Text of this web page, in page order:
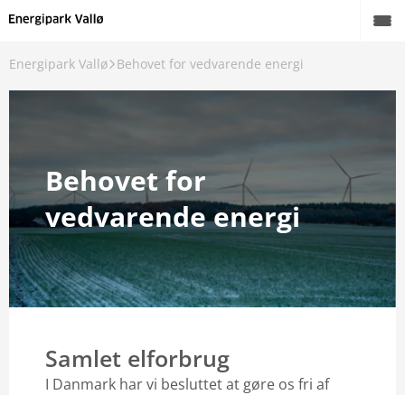
Energipark Vallø Behovet for vedvarende energi
Behovet for
vedvarende energi
Samlet elforbrug
I Danmark har vi besluttet at gøre os fri af